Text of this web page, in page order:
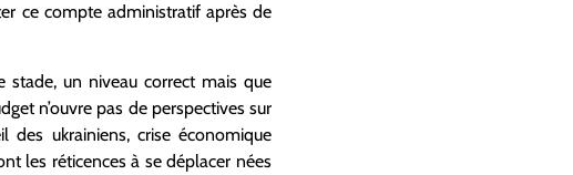
ce compte administratif après de
un niveau correct mais que
n’ouvre pas de perspectives sur
des ukrainiens, crise économique
les réticences à se déplacer nées